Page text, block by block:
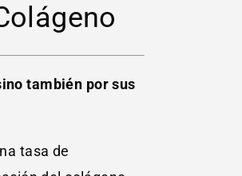
también por sus
tasa de